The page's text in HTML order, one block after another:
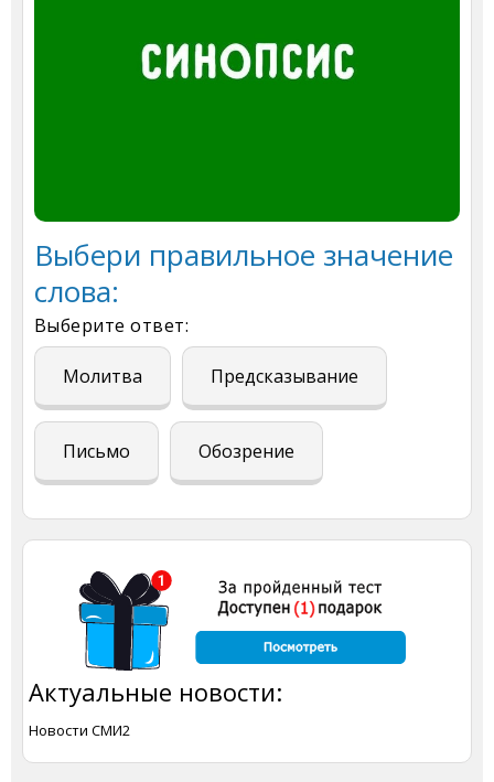
Выбери правильное значение
слова:
Выберите ответ:
Молитва Предсказывание
Письмо Обозрение
Актуальные новости:
Новости СМИ2